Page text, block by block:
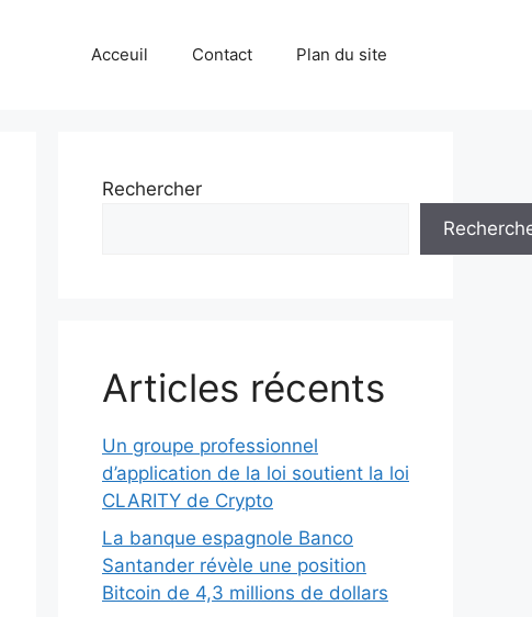
Acceuil Contact Plan du site
Rechercher
Articles récents
Un groupe professionnel
d’application de la loi soutient la loi
CLARITY de Crypto
La banque espagnole Banco
Santander révèle une position
Bitcoin de 4,3 millions de dollars